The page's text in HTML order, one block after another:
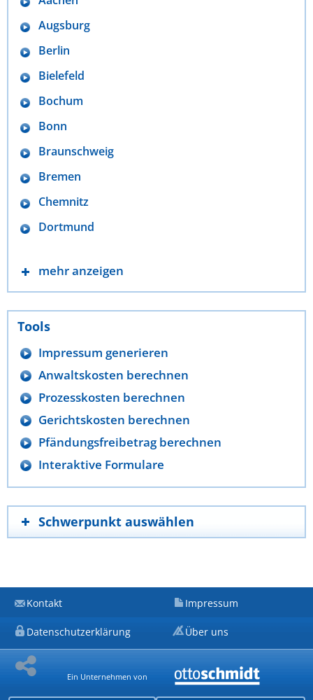
Augsburg
Berlin
Bielefeld
Bochum
Bonn
Braunschweig
Bremen
Chemnitz
Dortmund
mehr anzeigen
Tools
Impressum generieren
Anwaltskosten berechnen
Prozesskosten berechnen
Gerichtskosten berechnen
Pfändungsfreibetrag berechnen
Interaktive Formulare
Schwerpunkt auswählen
Kontakt Impressum
Datenschutzerklärung Über uns
Ein Unternehmen von